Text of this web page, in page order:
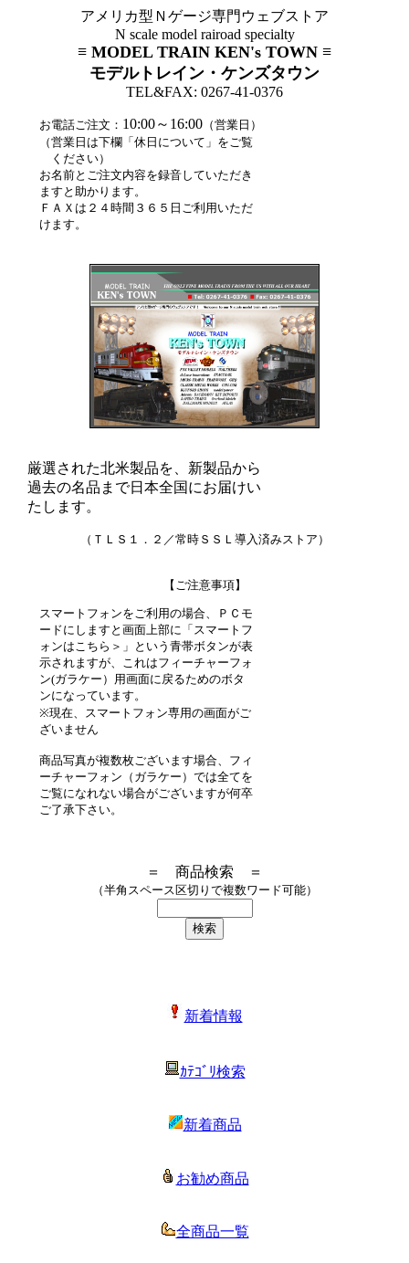
アメリカ型Ｎゲージ専門ウェブストア
N scale model rairoad specialty
≡ MODEL TRAIN KEN's TOWN ≡
モデルトレイン・ケンズタウン
TEL&FAX: 0267-41-0376
お電話ご注文： 10:00～16:00 （営業日）
（営業日は下欄「休日について」をご覧
ください）
お名前とご注文内容を録音していただき
ますと助かります。
ＦＡＸは２４時間３６５日ご利用いただ
けます。
厳選された北米製品を、新製品から
過去の名品まで日本全国にお届けい
たします。
（ＴＬＳ１．２／常時ＳＳＬ導入済みストア）
【ご注意事項】
スマートフォンをご利用の場合、ＰＣモ
ードにしますと画面上部に「スマートフ
ォンはこちら＞」という青帯ボタンが表
示されますが、これはフィーチャーフォ
ン(ガラケー）用画面に戻るためのボタ
ンになっています。
※現在、スマートフォン専用の画面がご
ざいません
商品写真が複数枚ございます場合、フィ
ーチャーフォン（ガラケー）では全てを
ご覧になれない場合がございますが何卒
ご了承下さい。
＝ 商品検索 ＝
（半角スペース区切りで複数ワード可能）
新着情報
ｶﾃｺﾞﾘ検索
新着商品
お勧め商品
全商品一覧